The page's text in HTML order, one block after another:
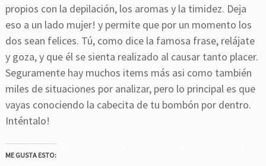
propios con la depilación, los aromas y la timidez. Deja
eso a un lado mujer! y permite que por un momento los
dos sean felices. Tú, como dice la famosa frase, relájate
y goza, y que él se sienta realizado al causar tanto placer.
Seguramente hay muchos items más asi como también
miles de situaciones por analizar, pero lo principal es que
vayas conociendo la cabecita de tu bombón por dentro.
Inténtalo!
ME GUSTA ESTO: